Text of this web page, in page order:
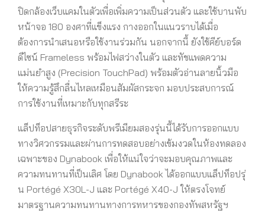
ปิดกล้องเว็บแคมในตัวเพื่อเพิ่มความเป็นส่วนตัว และใช้บานพับ
หน้าจอ 180 องศาที่แข็งแรง กางออกในแนวราบได้เมื่อ
ต้องการนำเสนอหรือใช้งานร่วมกัน นอกจากนี้ ยังใช้คีย์บอร์ด
ดีไซน์ Frameless พร้อมไฟสว่างในตัว และทัชแพดความ
แม่นยำสูง (Precision TouchPad) พร้อมตัวอ่านลายนิ้วมือ
ให้ความรู้สึกลื่นไหลเหมือนสัมผัสกระจก มอบประสบการณ์
การใช้งานที่เหมาะกับทุกสรีระ
แล็ปท็อปสายธุรกิจระดับพรีเมียมสองรุ่นนี้ได้รับการออกแบบ
ทางวิศวกรรมและผ่านการทดสอบอย่างเข้มงวดในห้องทดลอง
เฉพาะของ Dynabook เพื่อให้แน่ใจว่าจะมอบคุณภาพและ
ความทนทานที่เป็นเลิศ โดย Dynabook ได้ออกแบบแล็ปท็อปรุ่
น Portégé X30L-J และ Portégé X40-J ให้ตรงโจทย์
มาตรฐานความทนทานทางการทหารของกองทัพสหรัฐฯ